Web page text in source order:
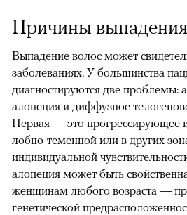
Причины
Выпадение волос может
заболеваниях. У большинства
диагностируются две проблемы:
алопеция и диффузное
Первая — это прогрессирующее
лобно-теменной или в других
индивидуальной
алопеция может быть
женщинам любого возраста —
генетической